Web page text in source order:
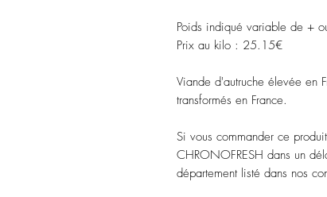
Poids indiqué variable de +
Prix au kilo : 25.15€
Viande d'autruche élevée en
transformés en France.
Si vous commander ce
CHRONOFRESH dans un
département listé dans nos